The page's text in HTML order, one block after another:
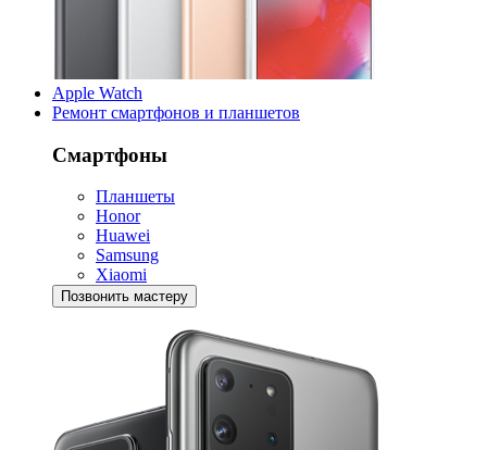
Apple Watch
Ремонт смартфонов и планшетов
Смартфоны
Планшеты
Honor
Huawei
Samsung
Xiaomi
Позвонить мастеру